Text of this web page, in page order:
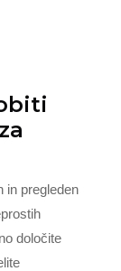
in pregleden
določite